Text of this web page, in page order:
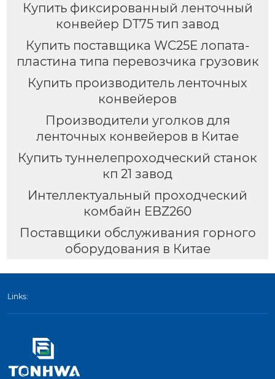
Купить фиксированный ленточный
конвейер DT75 тип завод
Купить поставщика WC25E лопата-
пластина типа перевозчика грузовик
Купить производитель ленточных
конвейеров
Производители уголков для
ленточных конвейеров в Китае
Купить туннелепроходческий станок
кп 21 завод
Интеллектуальный проходческий
комбайн EBZ260
Поставщики обслуживания горного
оборудования в Китае
Links: